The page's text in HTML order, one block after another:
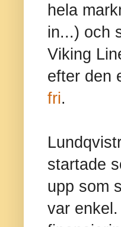
hela
in...) och
Viking
efter den
fri.
startade
upp som
var